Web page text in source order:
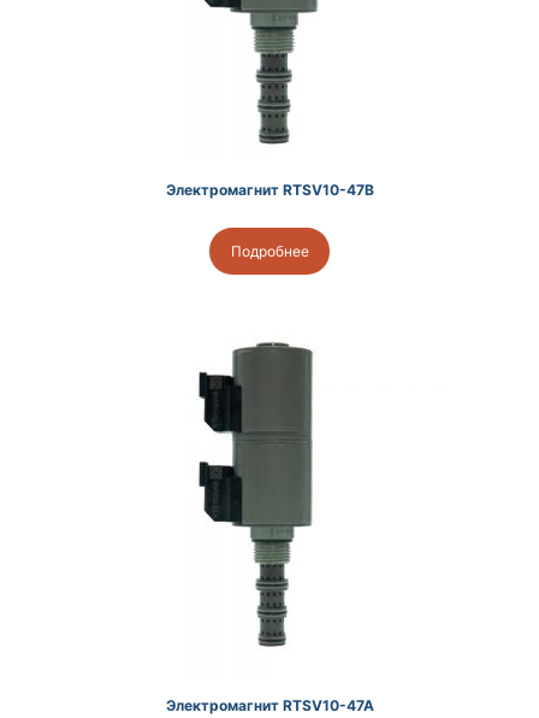
Электромагнит RTSV10-47B
Подробнее
Электромагнит RTSV10-47A